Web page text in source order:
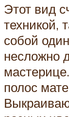
Этот вид
техникой,
собой
несложно
полос